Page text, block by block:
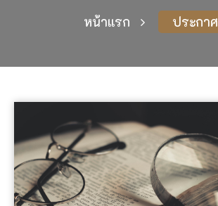
หน้าแรก ประกาศ